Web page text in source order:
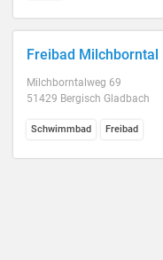
Freibad Milchborntal
Milchborntalweg 69
51429 Bergisch Gladbach
Schwimmbad Freibad